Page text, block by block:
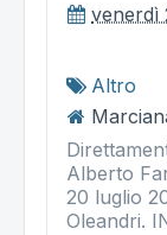
venerdì
Altro
Alberto
20 luglio
Oleandri.